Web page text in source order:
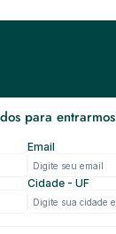
para entrarmos
Email
Cidade - UF